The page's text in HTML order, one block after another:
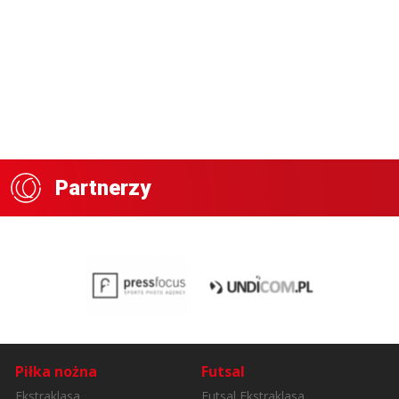
Partnerzy
Piłka nożna Futsal